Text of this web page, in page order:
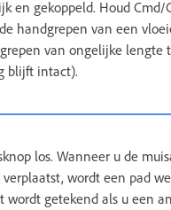
en gekoppeld. Houd Cmd/
handgrepen van een
van ongelijke lengte
blijft intact).
los. Wanneer u de
wordt een pad
wordt getekend als u een